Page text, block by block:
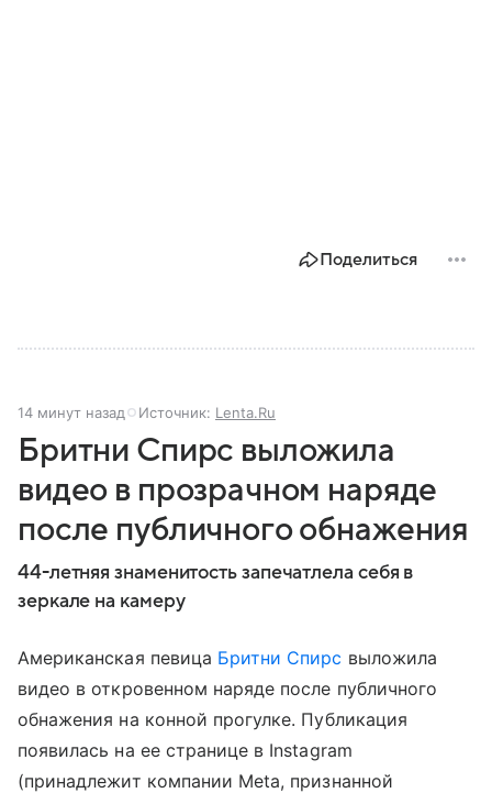
Поделиться
14 минут назад Источник: Lenta.Ru
Бритни Спирс выложила
видео в прозрачном наряде
после публичного обнажения
44-летняя знаменитость запечатлела себя в
зеркале на камеру
Американская певица Бритни Спирс выложила
видео в откровенном наряде после публичного
обнажения на конной прогулке. Публикация
появилась на ее странице в Instagram
(принадлежит компании Meta, признанной